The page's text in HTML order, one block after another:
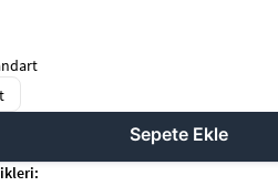
Sepete Ekle